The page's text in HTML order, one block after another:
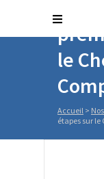
le
Accueil >
étapes sur